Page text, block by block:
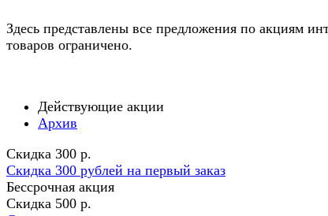
Здесь представлены все предложения по акциям
товаров ограничено.
Действующие акции
Архив
Скидка 300 р.
Скидка 300 рублей на первый заказ
Бессрочная акция
Скидка 500 р.